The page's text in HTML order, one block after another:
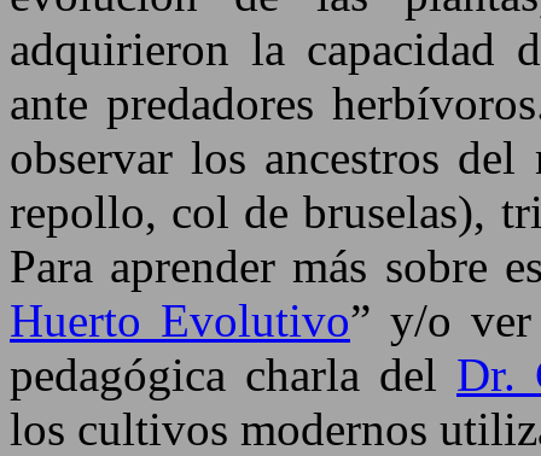
adquirieron la capacidad
ante predadores
observar los ancestros
repollo, col de bruselas),
Para aprender más sobre
Huerto Evolutivo” y/o
pedagógica charla del Dr.
los cultivos modernos